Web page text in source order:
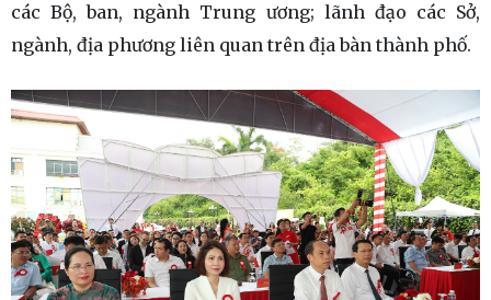
các Bộ, ban, ngành Trung ương; lãnh đạo các Sở,
ngành, địa phương liên quan trên địa bàn thành phố.